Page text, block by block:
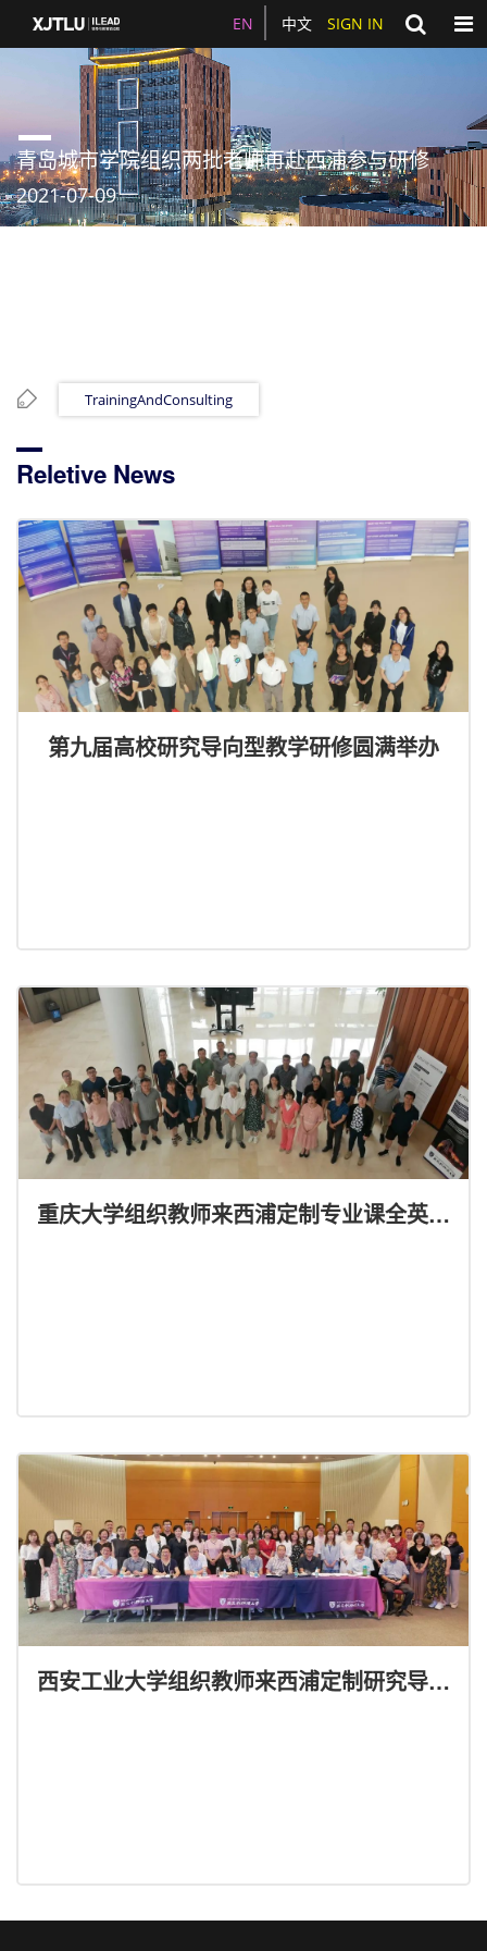
EN 中文 SIGN IN
青岛城市学院组织两批老师再赴西浦参与研修
2021-07-09
TrainingAndConsulting
Reletive News
第九届高校研究导向型教学研修圆满举办
重庆大学组织教师来西浦定制专业课全英文
西安工业大学组织教师来西浦定制研究导向